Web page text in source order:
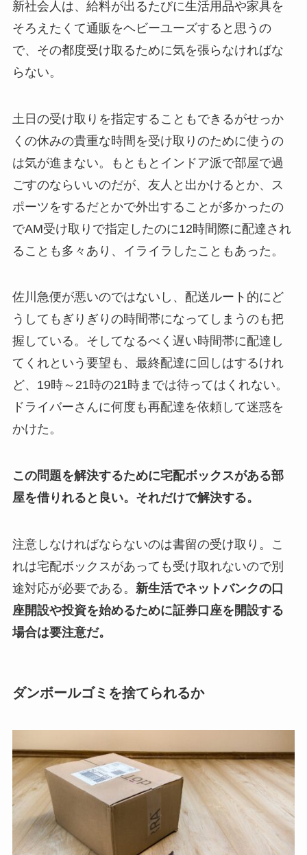
新社会人は、給料が出るたびに生活用品や家具を
そろえたくて通販をヘビーユーズすると思うの
で、その都度受け取るために気を張らなければな
らない。
土日の受け取りを指定することもできるがせっか
くの休みの貴重な時間を受け取りのために使うの
は気が進まない。もともとインドア派で部屋で過
ごすのならいいのだが、友人と出かけるとか、ス
ポーツをするだとかで外出することが多かったの
でAM受け取りで指定したのに12時間際に配達され
ることも多々あり、イライラしたこともあった。
佐川急便が悪いのではないし、配送ルート的にど
うしてもぎりぎりの時間帯になってしまうのも把
握している。そしてなるべく遅い時間帯に配達し
てくれという要望も、最終配達に回しはするけれ
ど、19時～21時の21時までは待ってはくれない。
ドライバーさんに何度も再配達を依頼して迷惑を
かけた。
この問題を解決するために宅配ボックスがある部
屋を借りれると良い。それだけで解決する。
注意しなければならないのは書留の受け取り。こ
れは宅配ボックスがあっても受け取れないので別
途対応が必要である。 新生活でネットバンクの口
座開設や投資を始めるために証券口座を開設する
場合は要注意だ。
ダンボールゴミを捨てられるか